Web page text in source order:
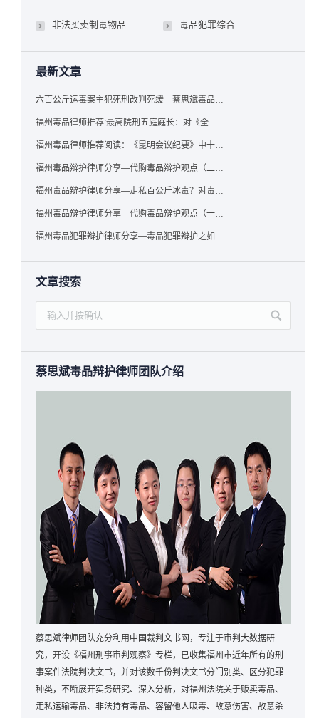
非法买卖制毒物品 毒品犯罪综合
最新文章
六百公斤运毒案主犯死刑改判死缓—蔡思斌毒品犯罪辩护成功案例
福州毒品律师推荐:最高院刑五庭庭长：对《全国法院毒品案件审判工作会议纪要》的理解与适用
福州毒品律师推荐阅读：《昆明会议纪要》中十个“意想不到”的规定
福州毒品辩护律师分享—代购毒品辩护观点（二）——“牟利”之辩
福州毒品辩护律师分享—走私百公斤冰毒？对毒品缺失型走私毒品罪案件，该如何有效辩护
福州毒品辩护律师分享—代购毒品辩护观点（一）——“真假”之辩
福州毒品犯罪辩护律师分享—毒品犯罪辩护之如何提炼言辞证据
文章搜索
蔡思斌毒品辩护律师团队介绍
蔡思斌律师团队充分利用中国裁判文书网，专注于审判大数据研
究，开设《福州刑事审判观察》专栏，已收集福州市近年所有的刑
事案件法院判决文书，并对该数千份判决文书分门别类、区分犯罪
种类，不断展开实务研究、深入分析，对福州法院关于贩卖毒品、
走私运输毒品、非法持有毒品、容留他人吸毒、故意伤害、故意杀